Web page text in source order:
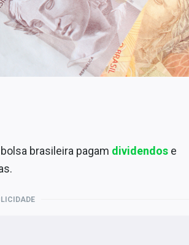
brasileira pagam dividendos e
.